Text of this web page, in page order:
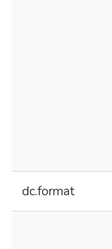
dc.format